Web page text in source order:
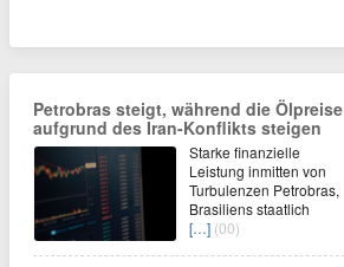
Petrobras steigt, während die Ölpreise
aufgrund des Iran-Konflikts steigen
Starke finanzielle
Leistung inmitten von
Turbulenzen Petrobras,
Brasiliens staatlich
[…] (00)